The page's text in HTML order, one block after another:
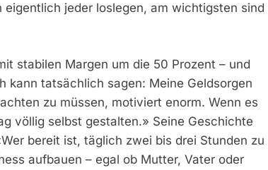
eigentlich jeder loslegen, am wichtigsten sind
stabilen Margen um die 50 Prozent – und
kann tatsächlich sagen: Meine Geldsorgen
zu müssen, motiviert enorm. Wenn es
völlig selbst gestalten.» Seine Geschichte
bereit ist, täglich zwei bis drei Stunden zu
aufbauen – egal ob Mutter, Vater oder